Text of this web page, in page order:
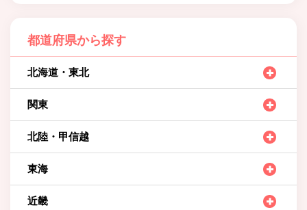
都道府県から探す
北海道・東北
関東
北陸・甲信越
東海
近畿